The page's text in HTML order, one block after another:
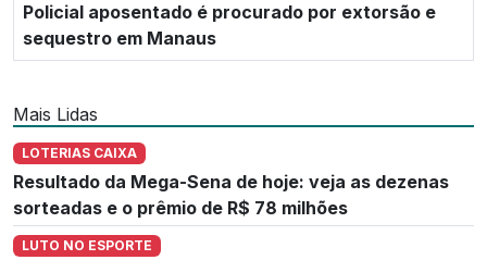
Policial aposentado é procurado por extorsão e
sequestro em Manaus
Mais Lidas
LOTERIAS CAIXA
Resultado da Mega-Sena de hoje: veja as dezenas
sorteadas e o prêmio de R$ 78 milhões
LUTO NO ESPORTE